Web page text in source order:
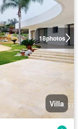
18photos
Villa